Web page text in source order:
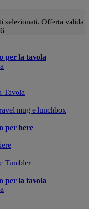
selezionati. Offerta valida
per la tavola
Tavola
mug e lunchbox
per bere
Tumbler
per la tavola